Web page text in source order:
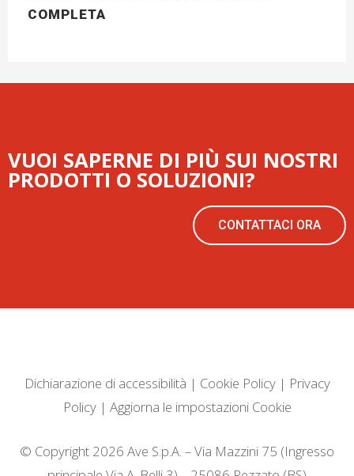
COMPLETA
VUOI SAPERNE DI PIÙ SUI NOSTRI
PRODOTTI O SOLUZIONI?
CONTATTACI ORA
Dichiarazione di accessibilità | Cookie Policy| Privacy
Policy| Aggiorna le impostazioni Cookie
© Copyright 2026 Ave S.p.A. – Via Mazzini 75 (Ingresso